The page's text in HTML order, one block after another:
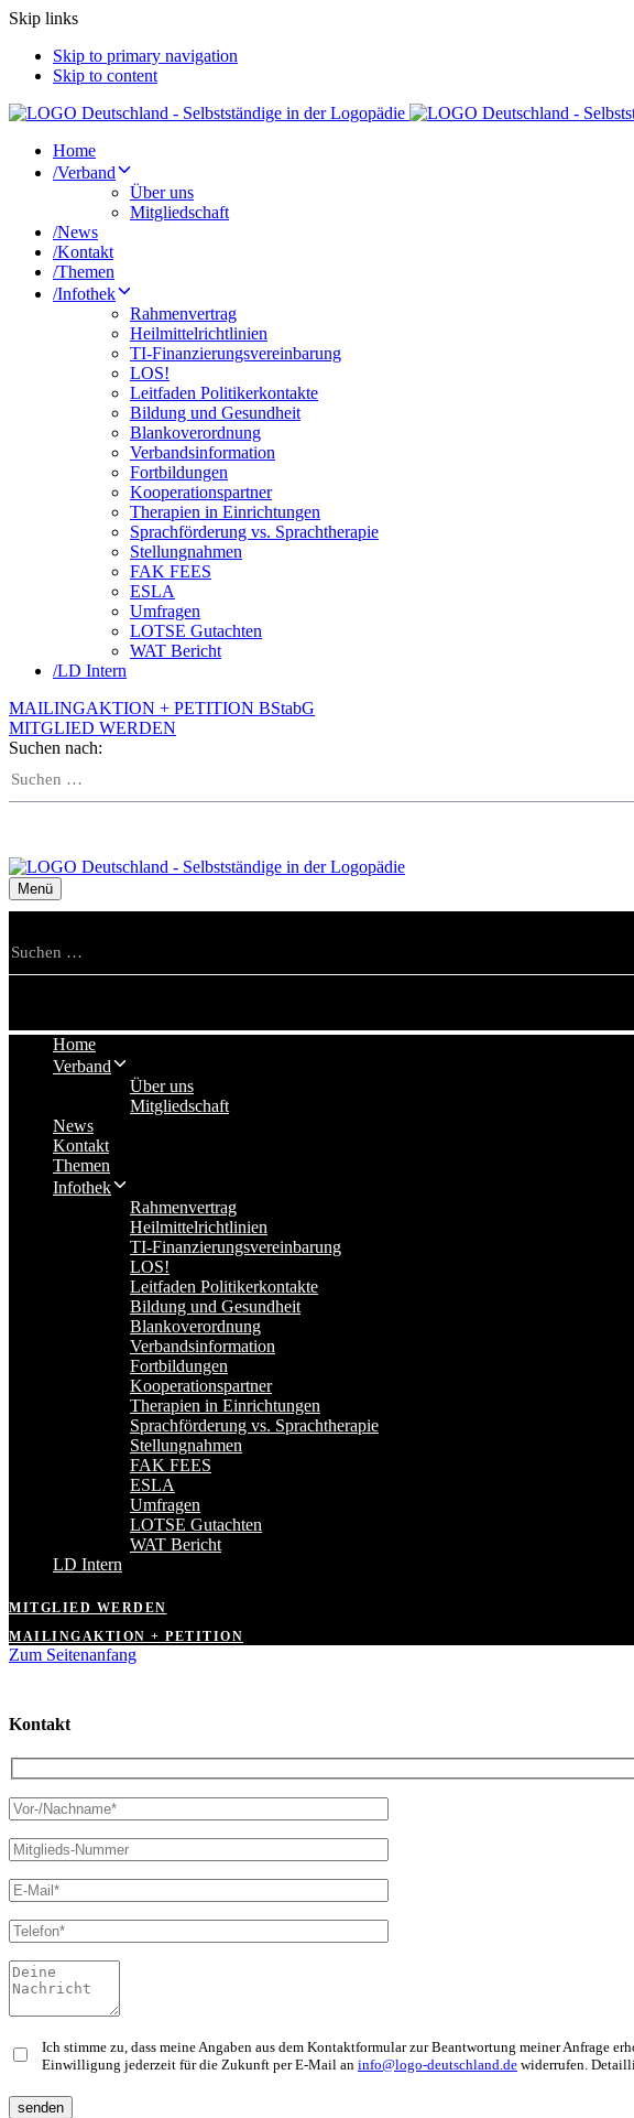
Skip links
Skip to primary navigation
Skip to content
Home
/Verband
Über uns
Mitgliedschaft
/News
/Kontakt
/Themen
/Infothek
Rahmenvertrag
Heilmittelrichtlinien
TI-Finanzierungsvereinbarung
LOS!
Leitfaden Politikerkontakte
Bildung und Gesundheit
Blankoverordnung
Verbandsinformation
Fortbildungen
Kooperationspartner
Therapien in Einrichtungen
Sprachförderung vs. Sprachtherapie
Stellungnahmen
FAK FEES
ESLA
Umfragen
LOTSE Gutachten
WAT Bericht
/LD Intern
MAILINGAKTION + PETITION BStabG
MITGLIED WERDEN
Suchen nach:
Menü
Home
Verband
Über uns
Mitgliedschaft
News
Kontakt
Themen
Infothek
Rahmenvertrag
Heilmittelrichtlinien
TI-Finanzierungsvereinbarung
LOS!
Leitfaden Politikerkontakte
Bildung und Gesundheit
Blankoverordnung
Verbandsinformation
Fortbildungen
Kooperationspartner
Therapien in Einrichtungen
Sprachförderung vs. Sprachtherapie
Stellungnahmen
FAK FEES
ESLA
Umfragen
LOTSE Gutachten
WAT Bericht
LD Intern
MITGLIED WERDEN
MAILINGAKTION + PETITION
Zum Seitenanfang
Kontakt
Ich stimme zu, dass meine Angaben aus dem Kontaktformular zur Beantwortung meiner Anfrage
Einwilligung jederzeit für die Zukunft per E-Mail an info@logo-deutschland.de widerrufen.